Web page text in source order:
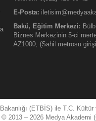
E-Posta:
Bakü, Eğitim Merkezi:
Biznes Mərkəzinin 5-ci
AZ1000, (Sahil metrosu
(ETBİS) ile T.C. Kültür
© 2013 – 2026 Medya Akademi